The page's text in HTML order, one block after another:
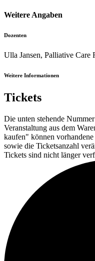
Weitere Angaben
Dozenten
Ulla Jansen, Palliative Care
Weitere Informationen
Tickets
Die unten stehende
Veranstaltung aus dem
kaufen" können
sowie die Ticketsanzahl
Tickets sind nicht länger